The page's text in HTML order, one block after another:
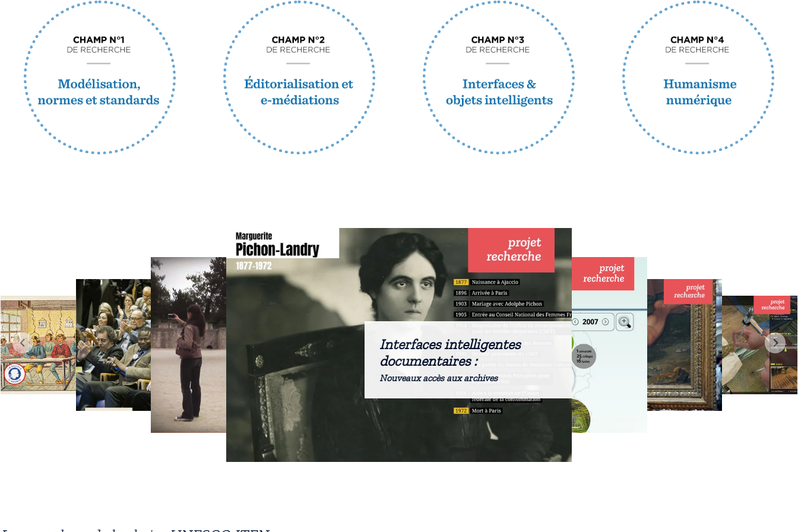
Interfaces intelligentes
documentaires :
Nouveaux accès aux archives